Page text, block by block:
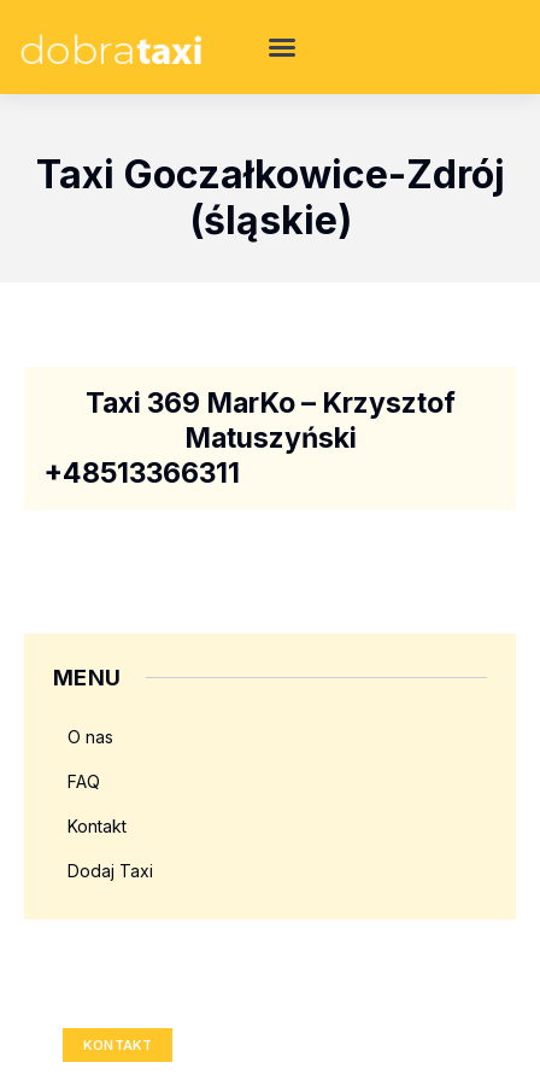
Taxi Goczałkowice-Zdrój
(śląskie)
Taxi 369 MarKo – Krzysztof
Matuszyński
+48513366311
MENU
O nas
FAQ
Kontakt
Dodaj Taxi
KONTAKT